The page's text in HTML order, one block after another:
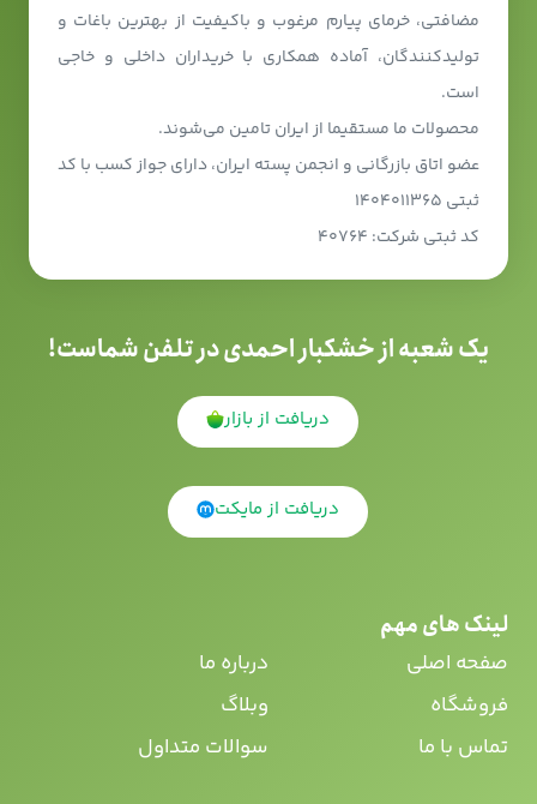
لینک های مهم
صفحه اصلی
فروشگاه
تماس با ما
درباره ما
وبلاگ
سوالات متداول
مضافتی، خرمای پیارم مرغوب و باکیفیت از بهترین باغات و
تولیدکنندگان، آماده همکاری با خریداران داخلی و خاجی
است.
محصولات ما مستقیما از ایران تامین می‌شوند.
عضو اتاق بازرگانی و انجمن پسته ایران، دارای جواز کسب با کد
ثبتی ۱۴۰۴۰۱۱۳۶۵
کد ثبتی شرکت: ۴۰۷۶۴
یک شعبه از خشکبار احمدی در تلفن شماست!
دریافت از بازار
دریافت از مایکت